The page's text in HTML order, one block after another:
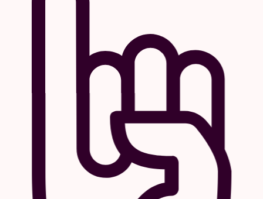
Mazzocchetti reste fidèle à sa vision sonore avant-
gardiste, explorant la frontière entre
expérimentations sauvages et harmonies
Outre ses nombreuses collaborations – citons,
parmi tant d’autres, Beau Wanzer (De-Bons-en-
Pierre), DJ David Gobelin & DJ Cloarec (An Ultimate
DJ), Air Liquid, Eindkrak, Nick Klein, la violoncelliste
Leila Bordreuil et Mika Oki –, il s’est produit un peu